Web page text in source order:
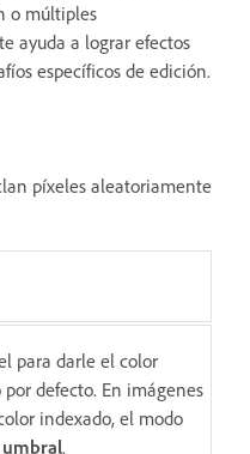
o múltiples
ayuda a lograr efectos
específicos de edición.
píxeles aleatoriamente
para darle el color
defecto. En imágenes
indexado, el modo
umbral.